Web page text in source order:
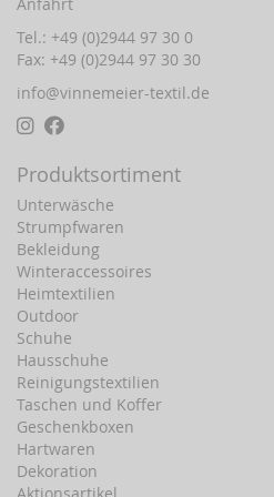
Tel.: +49 (0)2944 97 30 0
Fax: +49 (0)2944 97 30 30
info@vinnemeier-textil.de
Produktsortiment
Unterwäsche
Strumpfwaren
Bekleidung
Winteraccessoires
Heimtextilien
Outdoor
Schuhe
Hausschuhe
Reinigungstextilien
Taschen und Koffer
Geschenkboxen
Hartwaren
Dekoration